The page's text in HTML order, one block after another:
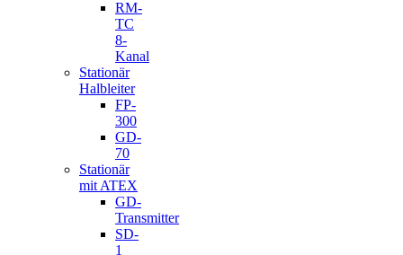
RM-
TC
8-
Kanal
Stationär
Halbleiter
FP-
300
GD-
70
Stationär
mit ATEX
GD-
Transmitter
SD-
1